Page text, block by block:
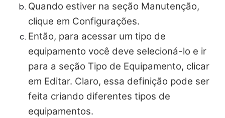
Quando estiver na seção Manutenção,
clique em Configurações.
Então, para acessar um tipo de
equipamento você deve selecioná-lo e ir
para a seção Tipo de Equipamento, clicar
em Editar. Claro, essa definição pode ser
feita criando diferentes tipos de
equipamentos.